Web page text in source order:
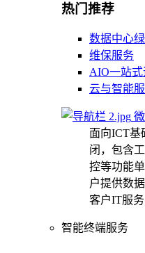
热门推荐
数据中心
维保服务
AIO一站
云与智能
面向ICT基
闭，包含
控等功能
户提供数
客户IT服务
智能终端服务